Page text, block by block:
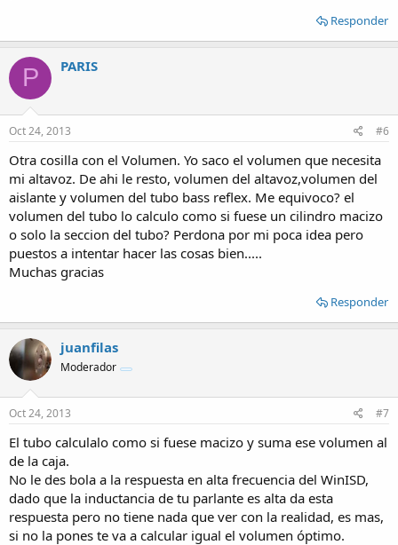
Responder
P PARIS
Oct 24, 2013 #6
Otra cosilla con el Volumen. Yo saco el volumen que necesita
mi altavoz. De ahi le resto, volumen del altavoz,volumen del
aislante y volumen del tubo bass reflex. Me equivoco? el
volumen del tubo lo calculo como si fuese un cilindro macizo
o solo la seccion del tubo? Perdona por mi poca idea pero
puestos a intentar hacer las cosas bien.....
Muchas gracias
Responder
juanfilas
Moderador
Oct 24, 2013 #7
El tubo calculalo como si fuese macizo y suma ese volumen al
de la caja.
No le des bola a la respuesta en alta frecuencia del WinISD,
dado que la inductancia de tu parlante es alta da esta
respuesta pero no tiene nada que ver con la realidad, es mas,
si no la pones te va a calcular igual el volumen óptimo.